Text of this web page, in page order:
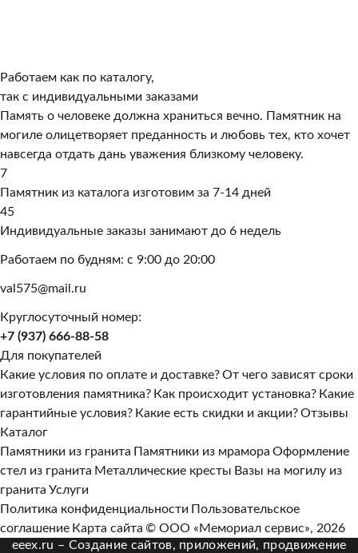
Работаем как по каталогу,
так с индивидуальными заказами
Память о человеке должна храниться вечно. Памятник на
могиле олицетворяет преданность и любовь тех, кто хочет
навсегда отдать дань уважения близкому человеку.
7
Памятник из каталога изготовим за 7-14 дней
45
Индивидуальные заказы занимают до 6 недель
Работаем по будням: с 9:00 до 20:00
val575@mail.ru
Круглосуточный номер:
+7 (937) 666-88-58
Для покупателей
Какие условия по оплате и доставке?От чего зависят сроки
изготовления памятника? Как происходит установка? Какие
гарантийные условия? Какие есть скидки и акции?Отзывы
Каталог
Памятники из гранита Памятники из мрамора Оформление
стел из гранита Металлические кресты Вазы на могилу из
гранита Услуги
Политика конфиденциальности Пользовательское
соглашение Карта сайта © ООО «Мемориал сервис», 2026
eeex.ru – Создание сайтов, приложений, продвижение